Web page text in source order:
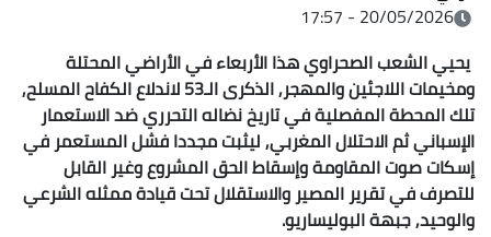
20/05/2026 - 17:57
يحيي الشعب الصحراوي هذا الأربعاء في الأراضي المحتلة
ومخيمات اللاجئين والمهجر, الذكرى الـ53 لاندلاع الكفاح المسلح,
تلك المحطة المفصلية في تاريخ نضاله التحرري ضد الاستعمار
الإسباني ثم الاحتلال المغربي, ليثبت مجددا فشل المستعمر في
إسكات صوت المقاومة وإسقاط الحق المشروع وغير القابل
للتصرف في تقرير المصير والاستقلال تحت قيادة ممثله الشرعي
والوحيد, جبهة البوليساريو.